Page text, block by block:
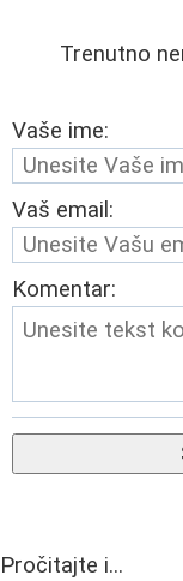
Trenutno
Vaše ime:
Vaš email:
Komentar:
Pročitajte i...